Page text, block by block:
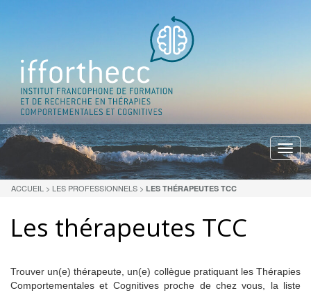
Menu
ACCUEIL > LES PROFESSIONNELS > LES THÉRAPEUTES TCC
Les thérapeutes TCC
Trouver un(e) thérapeute, un(e) collègue pratiquant les Thérapies
Comportementales et Cognitives proche de chez vous, la liste